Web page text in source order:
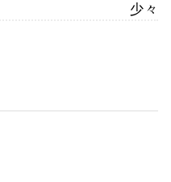
少々